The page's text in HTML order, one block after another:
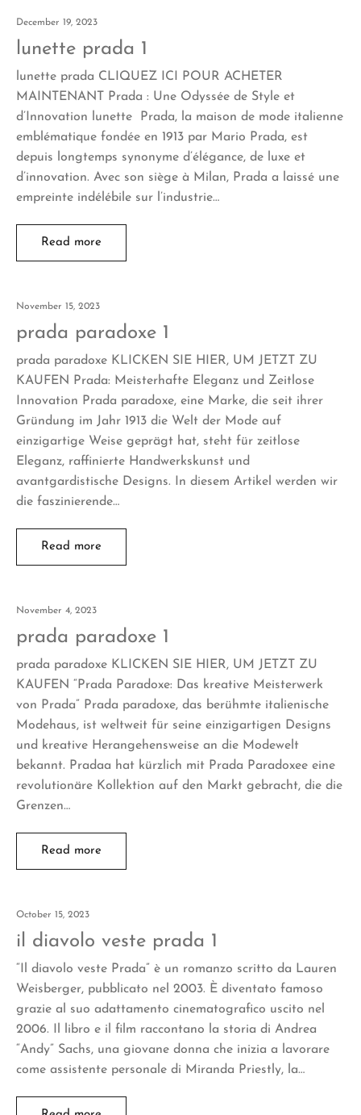
December 19, 2023
lunette prada 1
lunette prada CLIQUEZ ICI POUR ACHETER
MAINTENANT Prada : Une Odyssée de Style et
d’Innovation lunette Prada, la maison de mode italienne
emblématique fondée en 1913 par Mario Prada, est
depuis longtemps synonyme d’élégance, de luxe et
d’innovation. Avec son siège à Milan, Prada a laissé une
empreinte indélébile sur l’industrie…
Read more
November 15, 2023
prada paradoxe 1
prada paradoxe KLICKEN SIE HIER, UM JETZT ZU
KAUFEN Prada: Meisterhafte Eleganz und Zeitlose
Innovation Prada paradoxe, eine Marke, die seit ihrer
Gründung im Jahr 1913 die Welt der Mode auf
einzigartige Weise geprägt hat, steht für zeitlose
Eleganz, raffinierte Handwerkskunst und
avantgardistische Designs. In diesem Artikel werden wir
die faszinierende…
Read more
November 4, 2023
prada paradoxe 1
prada paradoxe KLICKEN SIE HIER, UM JETZT ZU
KAUFEN “Prada Paradoxe: Das kreative Meisterwerk
von Prada” Prada paradoxe, das berühmte italienische
Modehaus, ist weltweit für seine einzigartigen Designs
und kreative Herangehensweise an die Modewelt
bekannt. Pradaa hat kürzlich mit Prada Paradoxee eine
revolutionäre Kollektion auf den Markt gebracht, die die
Grenzen…
Read more
October 15, 2023
il diavolo veste prada 1
“Il diavolo veste Prada” è un romanzo scritto da Lauren
Weisberger, pubblicato nel 2003. È diventato famoso
grazie al suo adattamento cinematografico uscito nel
2006. Il libro e il film raccontano la storia di Andrea
“Andy” Sachs, una giovane donna che inizia a lavorare
come assistente personale di Miranda Priestly, la…